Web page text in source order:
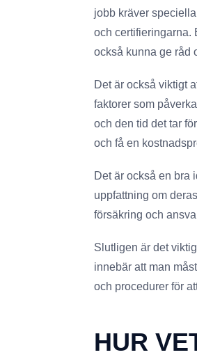
jobb kräver
och certifieringarna.
också kunna ge råd
Det är också viktigt
faktorer som
och den tid det tar
och få en
Det är också en bra
uppfattning om
försäkring och
Slutligen är det
innebär att man
och procedurer för
HUR